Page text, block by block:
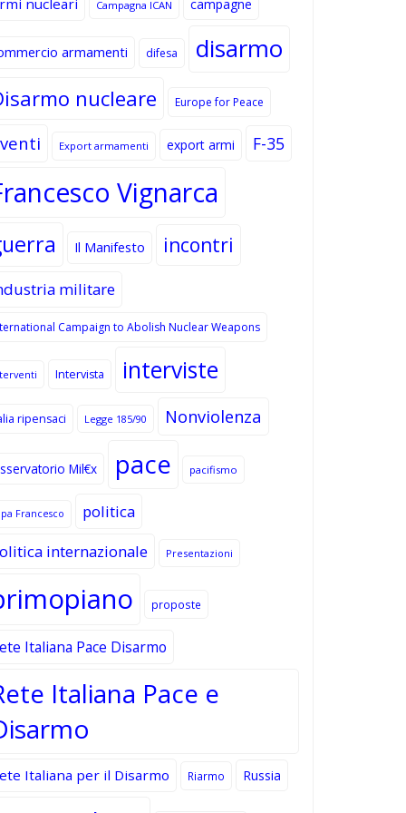
Campagna ICAN campagne
armamenti difesa disarmo
nucleare Europe for Peace
Export armamenti export armi F-35
Vignarca
Il Manifesto incontri
militare
Campaign to Abolish Nuclear Weapons
Intervista interviste
ripensaci Legge 185/90 Nonviolenza
Mil€x pace pacifismo
Francesco
politica
internazionale
Presentazioni
proposte
Italiana Pace Disarmo
Italiana Pace e
Italiana per il Disarmo Riarmo Russia